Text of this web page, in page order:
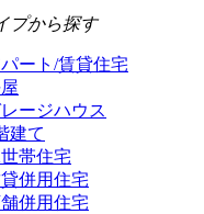
プから探す
ート/賃貸住宅
ージハウス
建て
帯住宅
併用住宅
併用住宅